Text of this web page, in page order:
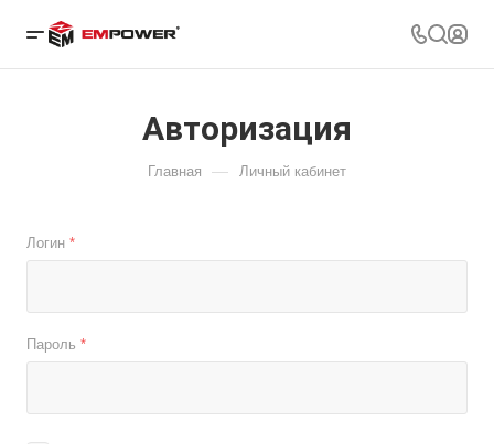
Авторизация
Главная — Личный кабинет
Логин *
Пароль *